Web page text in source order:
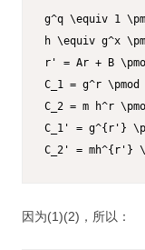
g^q \equiv 1
h \equiv g^x
r' = Ar + B
C_1 = g^r
C_2 = m h^r
C_1' = g^{r'}
C_2' = mh^{r'}
因为(1)(2)，所以：